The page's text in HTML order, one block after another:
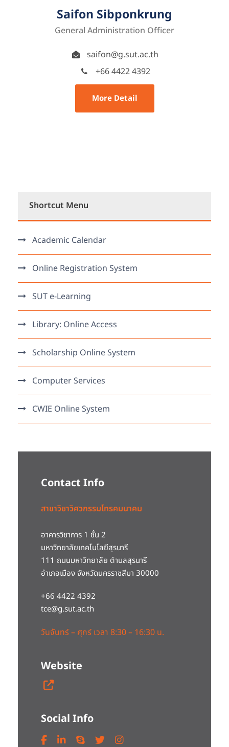
Saifon Sibponkrung
General Administration Officer
saifon@g.sut.ac.th
+66 4422 4392
More Detail
Shortcut Menu
Academic Calendar
Online Registration System
SUT e-Learning
Library: Online Access
Scholarship Online System
Computer Services
CWIE Online System
Contact Info
สาขาวิชาวิศวกรรมโทรคมนาคม
อาคารวิชาการ 1 ชั้น 2
มหาวิทยาลัยเทคโนโลยีสุรนารี
111 ถนนมหาวิทยาลัย ตำบลสุรนารี
อำเภอเมือง จังหวัดนครราชสีมา 30000
+66 4422 4392
tce@g.sut.ac.th
วันจันทร์ – ศุกร์ เวลา 8:30 – 16:30 น.
Website
Social Info